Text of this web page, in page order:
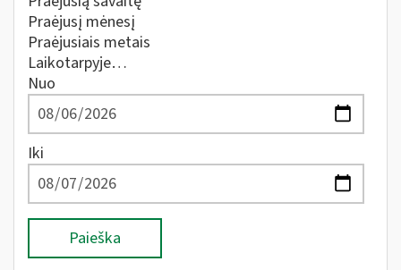
Praėjusį mėnesį
Praėjusiais metais
Laikotarpyje…
Nuo
Iki
Paieška